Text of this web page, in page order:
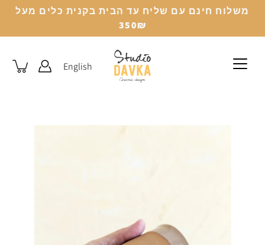
משלוח חינם עם שליח עד הבית בקנית כלים מעל
350₪
English